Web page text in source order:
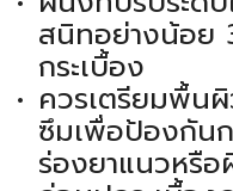
สนิทอย่างน้อย
กระเบื้อง
ควรเตรียมพื้น
ซึมเพื่อป้องกัน
ร่องยาแนวหรือ